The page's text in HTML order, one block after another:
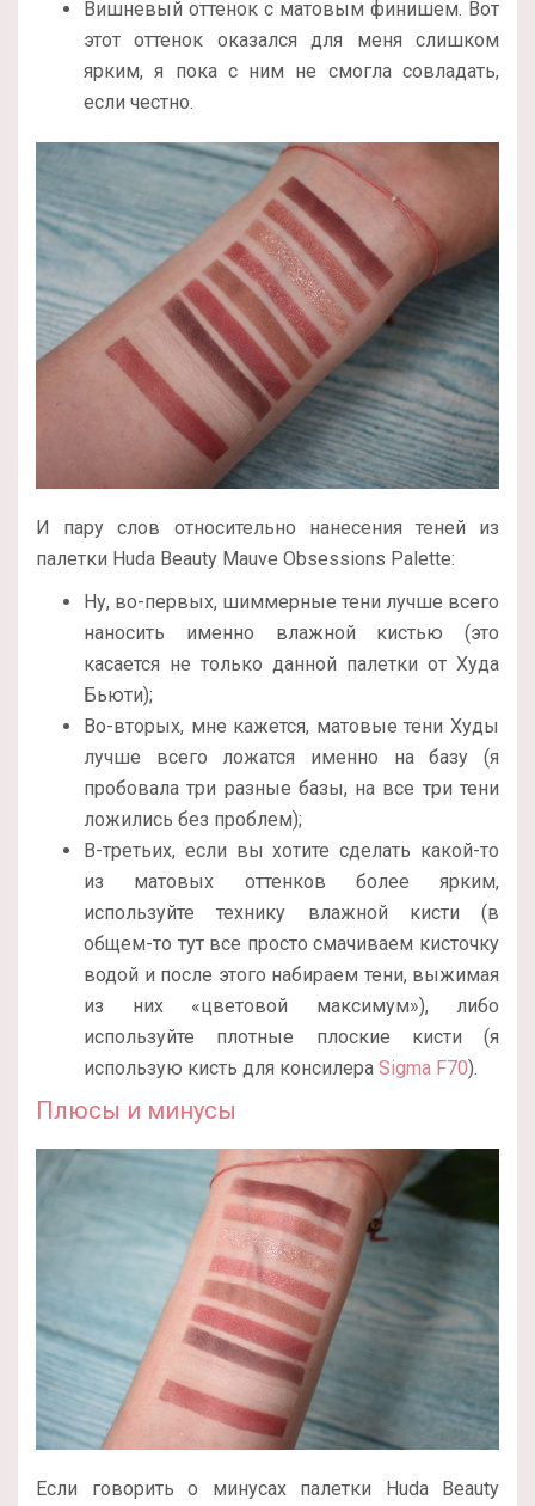
Вишневый оттенок с матовым финишем. Вот
этот оттенок оказался для меня слишком
ярким, я пока с ним не смогла совладать,
если честно.
И пару слов относительно нанесения теней из
палетки Huda Beauty Mauve Obsessions Palette:
Ну, во-первых, шиммерные тени лучше всего
наносить именно влажной кистью (это
касается не только данной палетки от Худа
Бьюти);
Во-вторых, мне кажется, матовые тени Худы
лучше всего ложатся именно на базу (я
пробовала три разные базы, на все три тени
ложились без проблем);
В-третьих, если вы хотите сделать какой-то
из матовых оттенков более ярким,
используйте технику влажной кисти (в
общем-то тут все просто смачиваем кисточку
водой и после этого набираем тени, выжимая
из них «цветовой максимум»), либо
используйте плотные плоские кисти (я
использую кисть для консилера Sigma F70).
Плюсы и минусы
Если говорить о минусах палетки Huda Beauty